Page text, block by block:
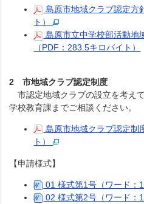
島原市地域クラブ認定方
ト）
島原市立中学校部活動地
（PDF：283.5キロバイト）
2 市地域クラブ認定制度
市認定地域クラブの設立を考え
学校教育課までご相談ください。
島原市地域クラブ認定制
ト）
【申請様式】
01 様式第1号（ワード：
02 様式第2号（ワード：